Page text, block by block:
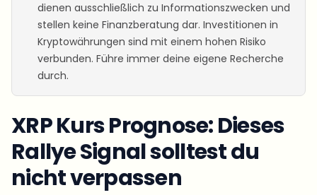
dienen ausschließlich zu Informationszwecken und
stellen keine Finanzberatung dar. Investitionen in
Kryptowährungen sind mit einem hohen Risiko
verbunden. Führe immer deine eigene Recherche
durch.
XRP Kurs Prognose: Dieses
Rallye Signal solltest du
nicht verpassen